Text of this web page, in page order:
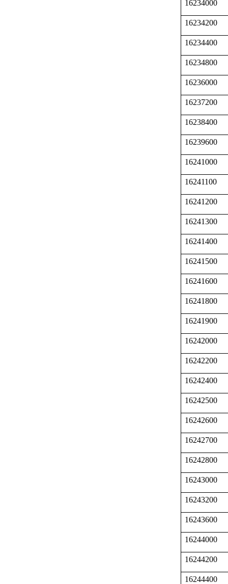
16234000
16234200
16234400
16234800
16236000
16237200
16238400
16239600
16241000
16241100
16241200
16241300
16241400
16241500
16241600
16241800
16241900
16242000
16242200
16242400
16242500
16242600
16242700
16242800
16243000
16243200
16243600
16244000
16244200
16244400